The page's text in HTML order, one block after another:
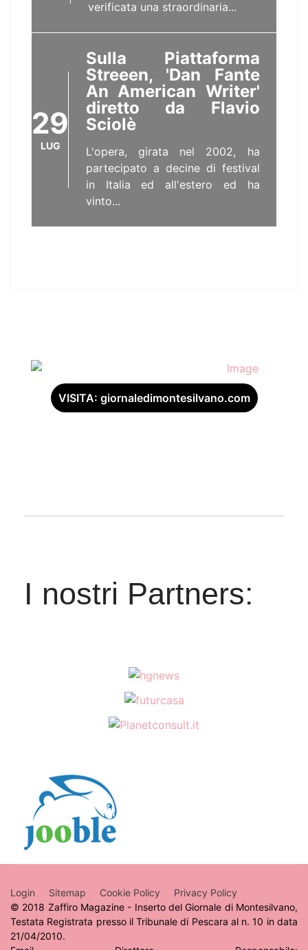
verificata una straordinaria...
29
LUG
Sulla Piattaforma
Streeen, 'Dan Fante
An American Writer'
diretto da Flavio
Sciolè
L'opera, girata nel 2002, ha
partecipato a decine di festival
in Italia ed all'estero ed ha
vinto...
VISITA: giornaledimontesilvano.com
I nostri Partners:
Login Sitemap Cookie Policy
Privacy Policy
© 2018 Zaffiro Magazine - Inserto del Giornale di Montesilvano,
Testata Registrata presso il Tribunale di Pescara al n. 10 in data
21/04/2010.